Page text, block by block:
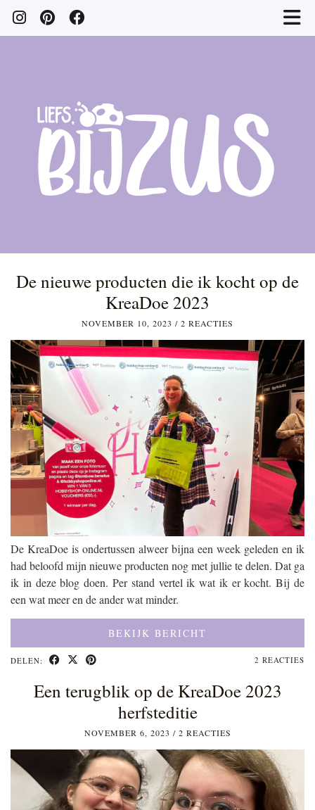
De nieuwe producten die ik kocht op de
KreaDoe 2023
NOVEMBER 10, 2023 / 2 REACTIES
De KreaDoe is ondertussen alweer bijna een week geleden en ik
had beloofd mijn nieuwe producten nog met jullie te delen. Dat ga
ik in deze blog doen. Per stand vertel ik wat ik er kocht. Bij de
een wat meer en de ander wat minder.
BEKIJK BERICHT
DELEN: 2 REACTIES
Een terugblik op de KreaDoe 2023
herfsteditie
NOVEMBER 6, 2023 / 2 REACTIES